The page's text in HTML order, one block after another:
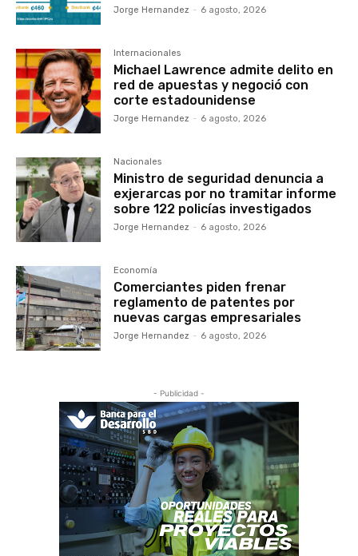
Jorge Hernandez - 6 agosto, 2026
Internacionales
Michael Lawrence admite delito en
red de apuestas y negoció con
corte estadounidense
Jorge Hernandez - 6 agosto, 2026
Nacionales
Ministro de seguridad denuncia a
exjerarcas por no tramitar informe
sobre 122 policías investigados
Jorge Hernandez - 6 agosto, 2026
Economía
Comerciantes piden frenar
reglamento de patentes por
nuevas cargas empresariales
Jorge Hernandez - 6 agosto, 2026
- Publicidad -